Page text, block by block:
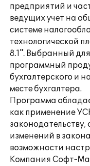
предприятий и
ведущих учет на
системе
технологической
8.1". Выбранный
программный
бухгалтерского и
месте бухгалтера.
Программа
как применение
изменений в
возможности
Компания Софт-